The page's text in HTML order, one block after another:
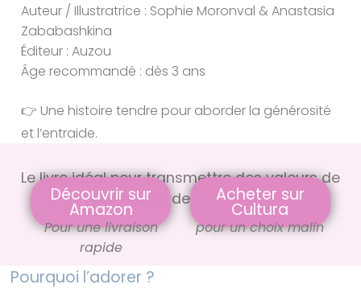
Auteur / Illustratrice : Sophie Moronval & Anastasia
Zababashkina
Éditeur : Auzou
Âge recommandé : dès 3 ans
👉 Une histoire tendre pour aborder la générosité
et l’entraide.
Le livre idéal pour transmettre des valeurs de
partage et de générosité
Découvrir sur
Amazon
Pour une livraison
rapide
Acheter sur
Cultura
pour un choix malin
Pourquoi l’adorer ?